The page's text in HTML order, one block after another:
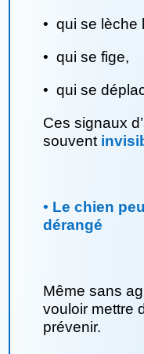
• qui se lèche
• qui se fige,
• qui se
Ces signaux
souvent
• Le chien
dérangé
Même sans
vouloir mettre
prévenir.